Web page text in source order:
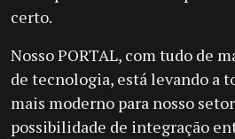
certo.
Nosso PORTAL, com tudo de
de tecnologia, está levando a
mais moderno para nosso
possibilidade de integração